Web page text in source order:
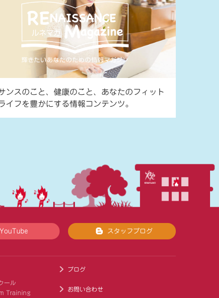
ンスのこと、健康のこと、あなたのフィット
イフを豊かにする情報コンテンツ。
YouTube スタッフブログ
ール
Training
ブログ
お問い合わせ